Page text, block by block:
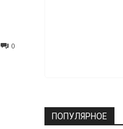
0
ПОПУЛЯРНОЕ